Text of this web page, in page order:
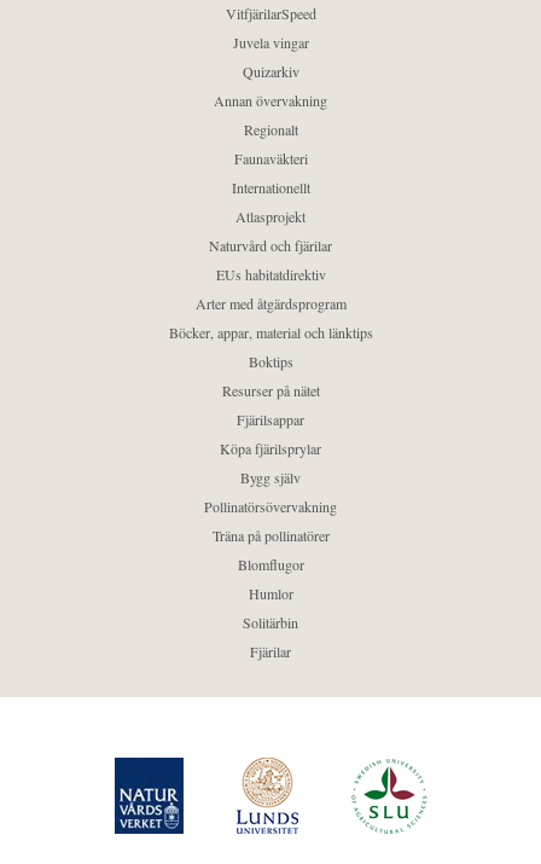
VitfjärilarSpeed
Juvela vingar
Quizarkiv
Annan övervakning
Regionalt
Faunaväkteri
Internationellt
Atlasprojekt
Naturvård och fjärilar
EUs habitatdirektiv
Arter med åtgärdsprogram
Böcker, appar, material och länktips
Boktips
Resurser på nätet
Fjärilsappar
Köpa fjärilsprylar
Bygg själv
Pollinatörsövervakning
Träna på pollinatörer
Blomflugor
Humlor
Solitärbin
Fjärilar